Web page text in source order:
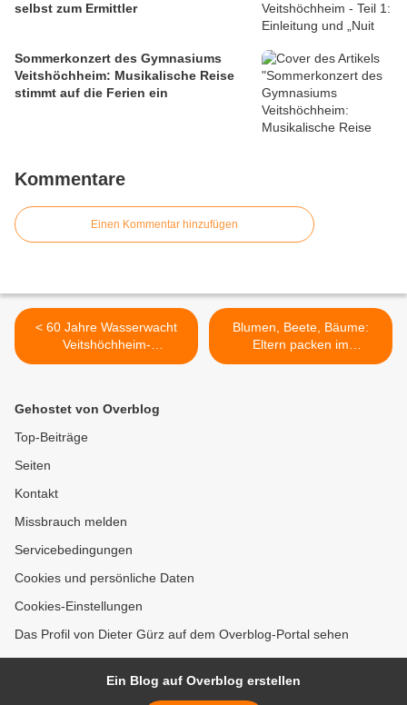
selbst zum Ermittler
Sommerkonzert des Gymnasiums
Veitshöchheim: Musikalische Reise
stimmt auf die Ferien ein
Kommentare
Einen Kommentar hinzufügen
< 60 Jahre Wasserwacht
Veitshöchheim-
Margetshöchheim:
Blumen, Beete, Bäume:
Eltern packen im
Kindergarten St. Martin mit
Gehostet von Overblog
Top-Beiträge
Seiten
Kontakt
Missbrauch melden
Servicebedingungen
Cookies und persönliche Daten
Cookies-Einstellungen
Das Profil von Dieter Gürz auf dem Overblog-Portal sehen
Ein Blog auf Overblog erstellen